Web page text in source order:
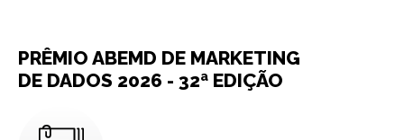
PRÊMIO ABEMD DE MARKETING
DE DADOS 2026 - 32ª EDIÇÃO